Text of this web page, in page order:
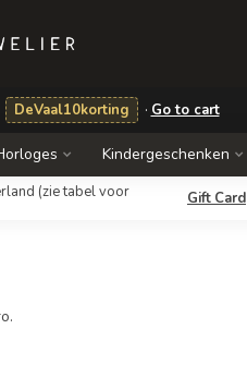
DeVaal10korting · Go to cart
Kindergeschenken
(zie tabel voor Gift Card